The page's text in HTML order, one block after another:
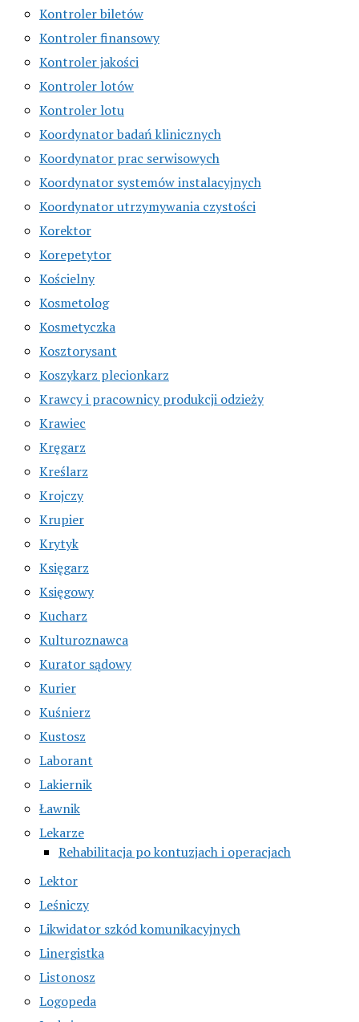
Kontroler biletów
Kontroler finansowy
Kontroler jakości
Kontroler lotów
Kontroler lotu
Koordynator badań klinicznych
Koordynator prac serwisowych
Koordynator systemów instalacyjnych
Koordynator utrzymywania czystości
Korektor
Korepetytor
Kościelny
Kosmetolog
Kosmetyczka
Kosztorysant
Koszykarz plecionkarz
Krawcy i pracownicy produkcji odzieży
Krawiec
Kręgarz
Kreślarz
Krojczy
Krupier
Krytyk
Księgarz
Księgowy
Kucharz
Kulturoznawca
Kurator sądowy
Kurier
Kuśnierz
Kustosz
Laborant
Lakiernik
Ławnik
Lekarze
Rehabilitacja po kontuzjach i operacjach
Lektor
Leśniczy
Likwidator szkód komunikacyjnych
Linergistka
Listonosz
Logopeda